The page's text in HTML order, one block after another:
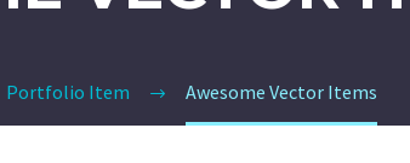
Portfolio Item Awesome Vector Items